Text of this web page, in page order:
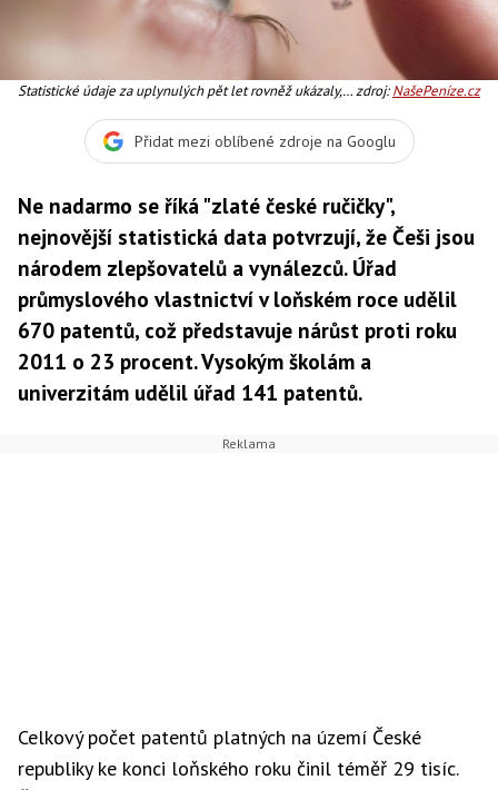
Statistické údaje za uplynulých pět let rovněž ukázaly,
patentové ochrany. Foto:SXC
zdroj:NašePeníze.cz
Přidat mezi oblíbené zdroje na Googlu
Ne nadarmo se říká "zlaté české ručičky",
nejnovější statistická data potvrzují, že Češi jsou
národem zlepšovatelů a vynálezců. Úřad
průmyslového vlastnictví v loňském roce udělil
670 patentů, což představuje nárůst proti roku
2011 o 23 procent. Vysokým školám a
univerzitám udělil úřad 141 patentů.
Celkový počet patentů platných na území České
republiky ke konci loňského roku činil téměř 29 tisíc.